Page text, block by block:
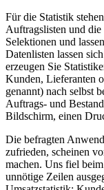
Für die Statistik
Auftragslisten und
Selektionen und
Datenlisten lassen
erzeugen Sie
Kunden, Lieferanten
genannt) nach selbst
Auftrags- und
Bildschirm, einen
Die befragten
zufrieden, scheinen
machen. Uns fiel
unnötige Zeilen